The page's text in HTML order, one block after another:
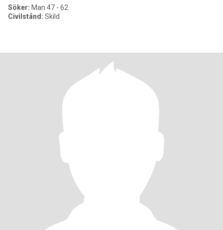
Söker: Man 47 - 62
Civilstånd: Skild